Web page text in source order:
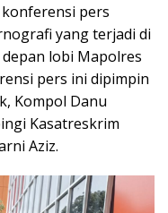
pers
yang terjadi di
lobi Mapolres
pers ini dipimpin
Kompol Danu
Kasatreskrim
Aziz.